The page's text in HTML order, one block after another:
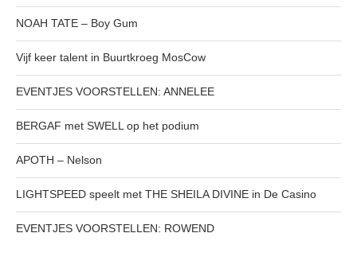
NOAH TATE – Boy Gum
Vijf keer talent in Buurtkroeg MosCow
EVENTJES VOORSTELLEN: ANNELEE
BERGAF met SWELL op het podium
APOTH – Nelson
LIGHTSPEED speelt met THE SHEILA DIVINE in De Casino
EVENTJES VOORSTELLEN: ROWEND